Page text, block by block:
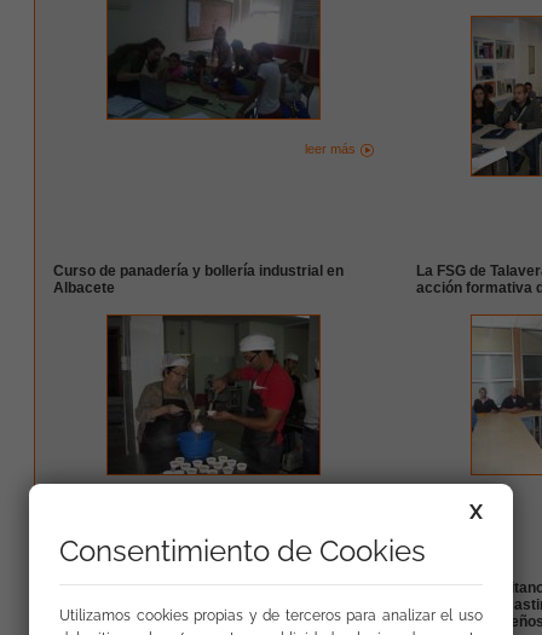
leer más
Curso de panadería y bollería industrial en
Albacete
La FSG de
acción formativa
Resultados del programa Promociona en
Albacete
Estudiantes
presentan al
un día, sus
X
Consentimiento de Cookies
Utilizamos cookies propias y de terceros para analizar el uso